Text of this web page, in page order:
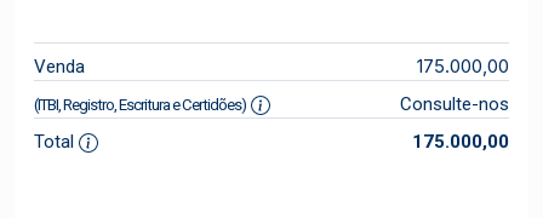
Venda 175.000,00
(ITBI, Registro, Escritura e Certidões)
Consulte-nos
Total
175.000,00